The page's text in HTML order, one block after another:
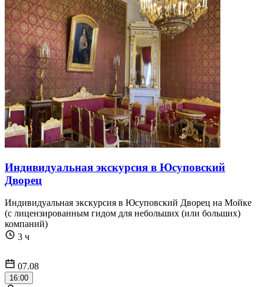
Индивидуальная экскурсия в Юсуповский
Дворец
Индивидуальная экскурсия в Юсуповский Дворец на Мойке
(с лицензированным гидом для небольших (или больших)
компаний)
3 ч
07.08
16:00